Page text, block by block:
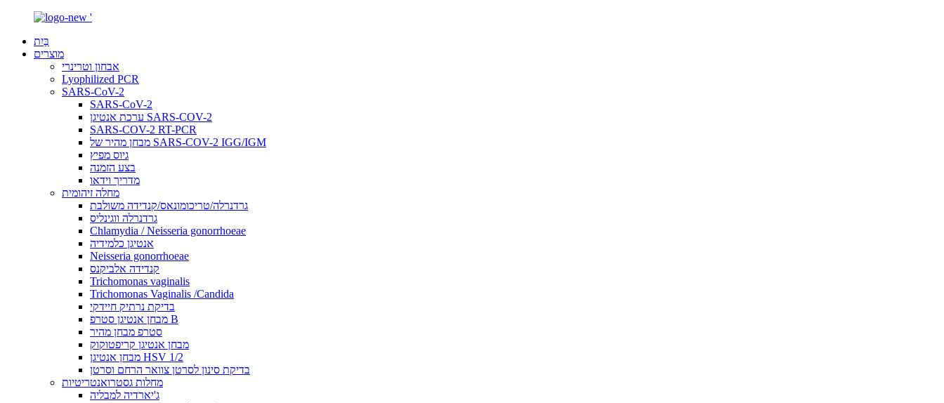
בַּיִת
מוצרים
אבחון וטרינרי
Lyophilized PCR
SARS-CoV-2
SARS-CoV-2
ערכת אנטיגן SARS-COV-2
SARS-COV-2 RT-PCR
מבחן מהיר של SARS-COV-2 IGG/IGM
גיוס מפיץ
בצע הזמנה
מדריך וידאו
מחלה זיהומית
גרדנרלה/טריכומונאס/קנדידה משולבת
גרדנרלה ווגינליס
Chlamydia / Neisseria gonorrhoeae
אנטיגן כלמידיה
Neisseria gonorrhoeae
קנדידה אלביקנס
Trichomonas vaginalis
Trichomonas Vaginalis /Candida
בדיקת נרתיק חיידקי
מבחן אנטיגן סטרפ B
סטרפ מבחן מהיר
מבחן אנטיגן קריפטוקוק
מבחן אנטיגן HSV 1/2
בדיקת סינון לסרטן צוואר הרחם וסרטן
מחלות גסטרואנטריטיות
ג'יארדיה למבליה